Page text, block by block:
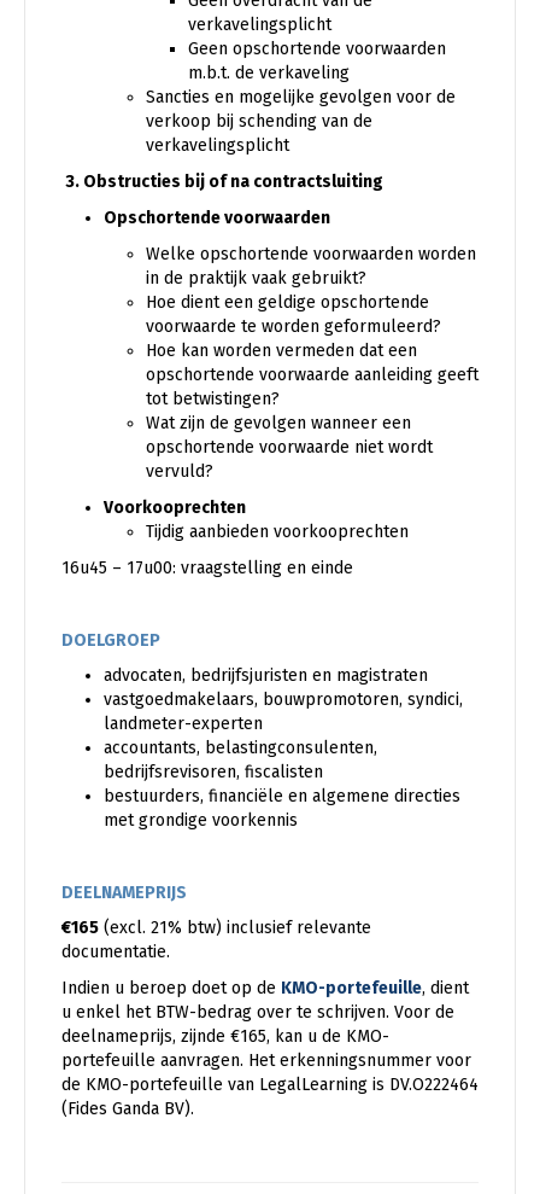
verkavelingsplicht
Geen opschortende voorwaarden
m.b.t. de verkaveling
Sancties en mogelijke gevolgen voor de
verkoop bij schending van de
verkavelingsplicht
3. Obstructies bij of na contractsluiting
Opschortende voorwaarden
Welke opschortende voorwaarden worden
in de praktijk vaak gebruikt?
Hoe dient een geldige opschortende
voorwaarde te worden geformuleerd?
Hoe kan worden vermeden dat een
opschortende voorwaarde aanleiding geeft
tot betwistingen?
Wat zijn de gevolgen wanneer een
opschortende voorwaarde niet wordt
vervuld?
Voorkooprechten
Tijdig aanbieden voorkooprechten
16u45 – 17u00: vraagstelling en einde
DOELGROEP
advocaten, bedrijfsjuristen en magistraten
vastgoedmakelaars, bouwpromotoren, syndici,
landmeter-experten
accountants, belastingconsulenten,
bedrijfsrevisoren, fiscalisten
bestuurders, financiële en algemene directies
met grondige voorkennis
DEELNAMEPRIJS
€165 (excl. 21% btw) inclusief relevante
documentatie.
Indien u beroep doet op de KMO-portefeuille, dient
u enkel het BTW-bedrag over te schrijven. Voor de
deelnameprijs, zijnde €165, kan u de KMO-
portefeuille aanvragen. Het erkenningsnummer voor
de KMO-portefeuille van LegalLearning is DV.O222464
(Fides Ganda BV).